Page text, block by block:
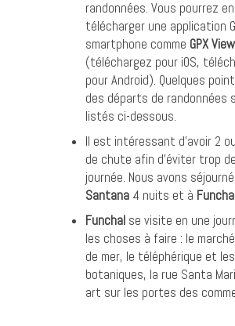
randonnées. Vous pourrez
télécharger une application
smartphone comme GPX
(téléchargez pour iOS,
pour Android). Quelques
des départs de randonnées
listés ci-dessous.
Il est intéressant d’avoir 2
de chute afin d’éviter trop
journée. Nous avons
Santana4 nuits et à
Funchalse visite en une
les choses à faire : le
de mer, le téléphérique et
botaniques, la rue Santa
art sur les portes des